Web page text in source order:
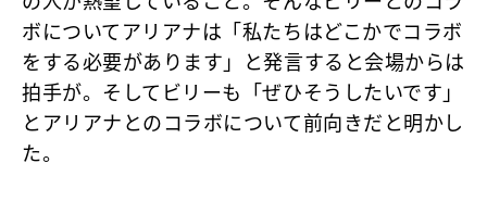
ボについてアリアナは「私たちはどこかでコラボ
をする必要があります」と発言すると会場からは
拍手が。そしてビリーも「ぜひそうしたいです」
とアリアナとのコラボについて前向きだと明かし
た。